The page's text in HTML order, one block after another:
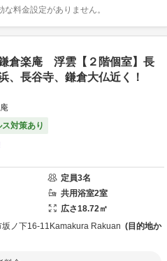
な料金設定がありません。
倉楽庵 浮雲【２階個室】長
、長谷寺、鎌倉大仏近く！
対策あり
定員3名
共用浴室2室
広さ18.72㎡
坂ノ下16-11 Kamakura Rakuan
目的地か